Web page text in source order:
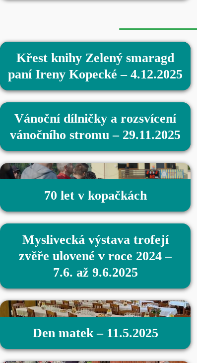
Křest knihy Zelený smaragd
paní Ireny Kopecké – 4.12.2025
Vánoční dílničky a rozsvícení
vánočního stromu – 29.11.2025
70 let v kopačkách
Myslivecká výstava trofejí
zvěře ulovené v roce 2024 –
7.6. až 9.6.2025
Den matek – 11.5.2025